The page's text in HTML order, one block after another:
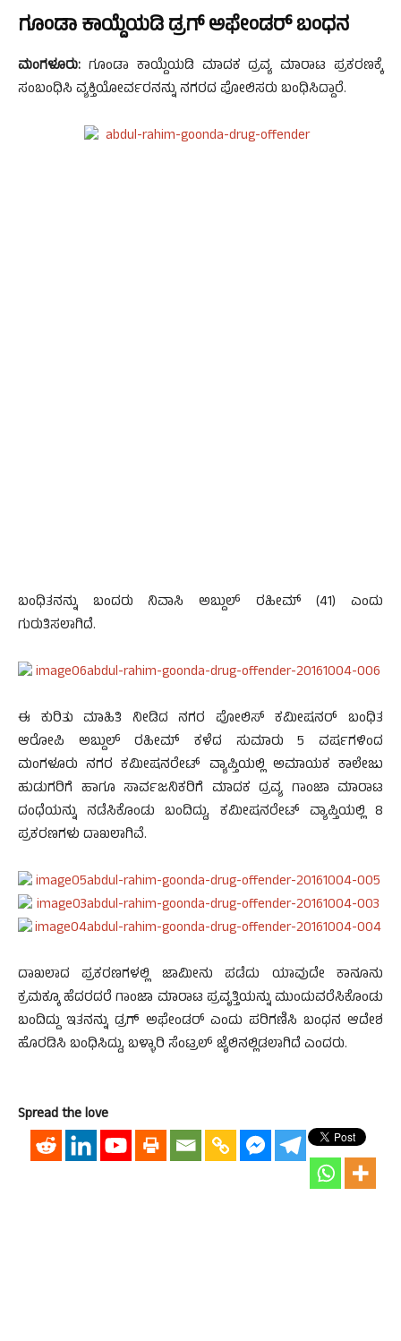
ಗೂಂಡಾ ಕಾಯ್ದೆಯಡಿ ಡ್ರಗ್ ಅಫೇಂಡರ್ ಬಂಧನ
ಮಂಗಳೂರು: ಗೂಂಡಾ ಕಾಯ್ದೆಯಡಿ ಮಾದಕ ದ್ರವ್ಯ ಮಾರಾಟ ಪ್ರಕರಣಕ್ಕೆ
ಸಂಬಂಧಿಸಿ ವ್ಯಕ್ತಿಯೋರ್ವರನನ್ನು ನಗರದ ಪೋಲಿಸರು ಬಂಧಿಸಿದ್ದಾರೆ.
ಬಂಧಿತನನ್ನು ಬಂದರು ನಿವಾಸಿ ಅಬ್ದುಲ್ ರಹೀಮ್ (41) ಎಂದು
ಗುರುತಿಸಲಾಗಿದೆ.
ಈ ಕುರಿತು ಮಾಹಿತಿ ನೀಡಿದ ನಗರ ಪೋಲಿಸ್ ಕಮೀಷನರ್ ಬಂಧಿತ
ಆರೋಪಿ ಅಬ್ದುಲ್ ರಹೀಮ್ ಕಳೆದ ಸುಮಾರು 5 ವರ್ಷಗಳಿಂದ
ಮಂಗಳೂರು ನಗರ ಕಮೀಷನರೇಟ್ ವ್ಯಾಪ್ತಿಯಲ್ಲಿ ಅಮಾಯಕ ಕಾಲೇಜು
ಹುಡುಗರಿಗೆ ಹಾಗೂ ಸಾರ್ವಜನಿಕರಿಗೆ ಮಾದಕ ದ್ರವ್ಯ ಗಾಂಜಾ ಮಾರಾಟ
ದಂಧೆಯನ್ನು ನಡೆಸಿಕೊಂಡು ಬಂದಿದ್ದು, ಕಮೀಷನರೇಟ್ ವ್ಯಾಪ್ತಿಯಲ್ಲಿ 8
ಪ್ರಕರಣಗಳು ದಾಖಲಾಗಿವೆ.
ದಾಖಲಾದ ಪ್ರಕರಣಗಳಲ್ಲಿ ಜಾಮೀನು ಪಡೆದು ಯಾವುದೇ ಕಾನೂನು
ಕ್ರಮಕ್ಕೂ ಹೆದರದರೆ ಗಾಂಜಾ ಮಾರಾಟ ಪ್ರವೃತ್ತಿಯನ್ನು ಮುಂದುವರೆಸಿಕೊಂಡು
ಬಂದಿದ್ದು ಇತನನ್ನು ಡ್ರಗ್ ಅಫೇಂಡರ್ ಎಂದು ಪರಿಗಣಿಸಿ ಬಂಧನ ಆದೇಶ
ಹೊರಡಿಸಿ ಬಂಧಿಸಿದ್ದು, ಬಳ್ಳಾರಿ ಸೆಂಟ್ರಲ್ ಜೈಲಿನಲ್ಲಿಡಲಾಗಿದೆ ಎಂದರು.
Spread the love